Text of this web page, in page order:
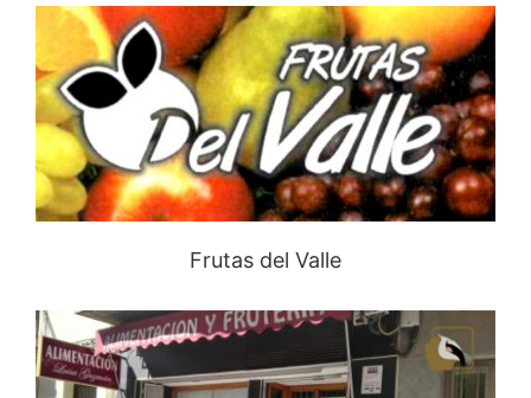
Frutas del Valle